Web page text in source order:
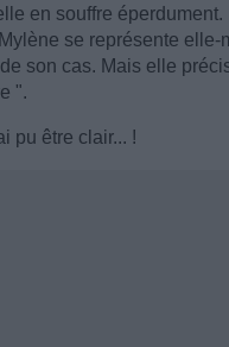
en souffre éperdument.
se représente elle-
son cas. Mais elle
".
pu être clair... !